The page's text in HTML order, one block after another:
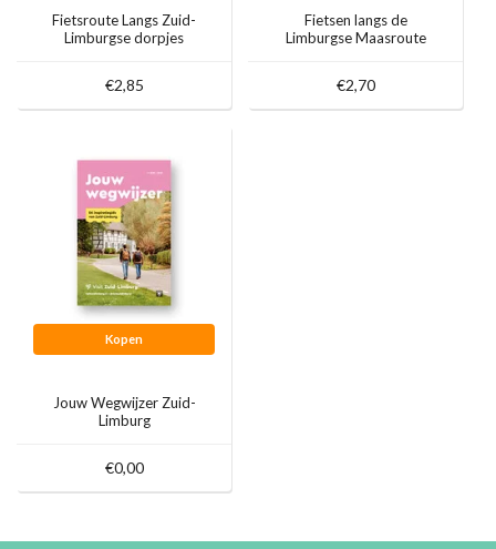
Fietsroute Langs Zuid-
Limburgse dorpjes
€2,85
Fietsen langs de
Limburgse Maasroute
€2,70
Kopen
Jouw Wegwijzer Zuid-
Limburg
€0,00